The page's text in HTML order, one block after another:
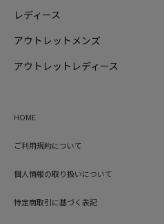
レディース
アウトレットメンズ
アウトレットレディース
HOME
ご利用規約について
個人情報の取り扱いについて
特定商取引に基づく表記